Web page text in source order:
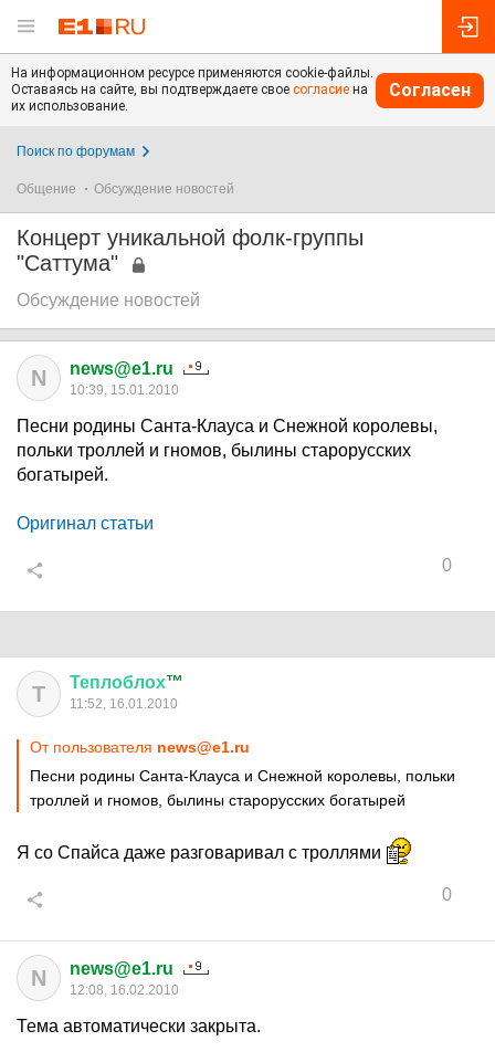
На информационном ресурсе применяются cookie-файлы.
Оставаясь на сайте, вы подтверждаете свое согласие на
их использование.
Согласен
Поиск по форумам
Общение Обсуждение новостей
Концерт уникальной фолк-группы
"Саттума"
Обсуждение новостей
N news@e1.ru
10:39, 15.01.2010
Песни родины Санта-Клауса и Снежной королевы,
польки троллей и гномов, былины старорусских
богатырей.
Оригинал статьи
0
Т Теплоблох™
11:52, 16.01.2010
От пользователя news@e1.ru
Песни родины Санта-Клауса и Снежной королевы, польки
троллей и гномов, былины старорусских богатырей
Я со Спайса даже разговаривал с троллями
0
N news@e1.ru
12:08, 16.02.2010
Тема автоматически закрыта.